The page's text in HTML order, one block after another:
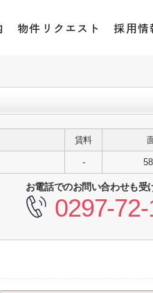
物件リクエスト 採用情
賃料
-
お電話でのお問い合わせも受
0297-